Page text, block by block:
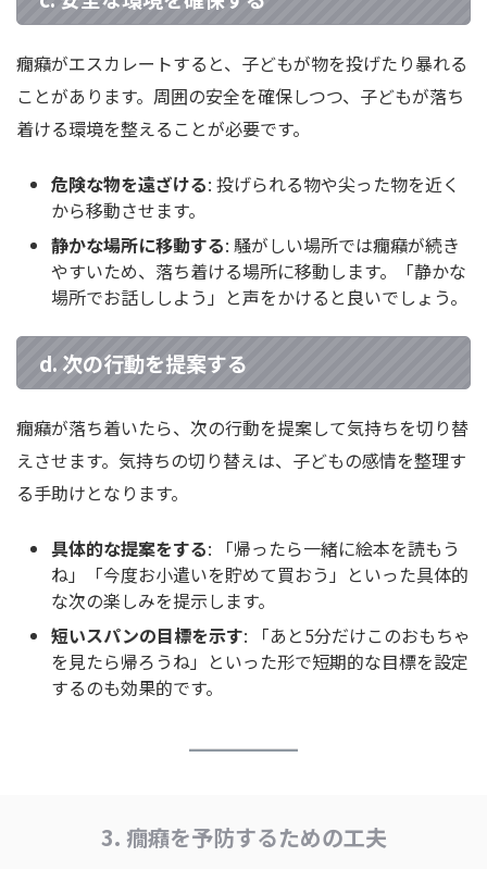
癇癪がエスカレートすると、子どもが物を投げたり暴れる
ことがあります。周囲の安全を確保しつつ、子どもが落ち
着ける環境を整えることが必要です。
危険な物を遠ざける: 投げられる物や尖った物を近く
から移動させます。
静かな場所に移動する: 騒がしい場所では癇癪が続き
やすいため、落ち着ける場所に移動します。「静かな
場所でお話ししよう」と声をかけると良いでしょう。
d. 次の行動を提案する
癇癪が落ち着いたら、次の行動を提案して気持ちを切り替
えさせます。気持ちの切り替えは、子どもの感情を整理す
る手助けとなります。
具体的な提案をする: 「帰ったら一緒に絵本を読もう
ね」「今度お小遣いを貯めて買おう」といった具体的
な次の楽しみを提示します。
短いスパンの目標を示す: 「あと5分だけこのおもちゃ
を見たら帰ろうね」といった形で短期的な目標を設定
するのも効果的です。
3. 癇癪を予防するための工夫